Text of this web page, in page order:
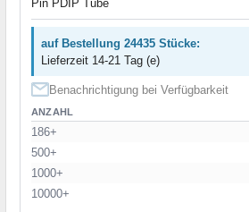
Pin PDIP Tube
auf Bestellung 24435 Stücke:
Lieferzeit 14-21 Tag (e)
Benachrichtigung bei Verfügbarkeit
ANZAHL
186+
500+
1000+
10000+